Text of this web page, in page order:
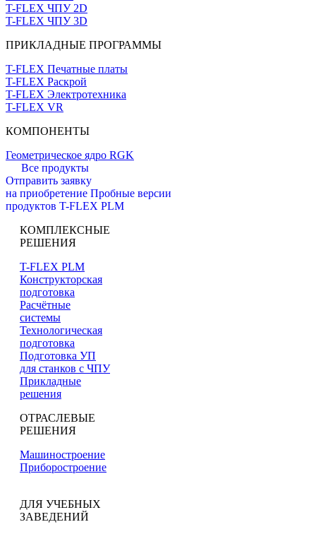
T-FLEX ЧПУ 2D
T-FLEX ЧПУ 3D
ПРИКЛАДНЫЕ ПРОГРАММЫ
T-FLEX Печатные платы
T-FLEX Раскрой
T-FLEX Электротехника
T-FLEX VR
КОМПОНЕНТЫ
Геометрическое ядро RGK
Все продукты
Отправить заявку
на приобретение Пробные версии
продуктов T-FLEX PLM
КОМПЛЕКСНЫЕ
РЕШЕНИЯ
T-FLEX PLM
Конструкторская
подготовка
Расчётные
системы
Технологическая
подготовка
Подготовка УП
для станков с ЧПУ
Прикладные
решения
ОТРАСЛЕВЫЕ
РЕШЕНИЯ
Машиностроение
Приборостроение
ДЛЯ УЧЕБНЫХ
ЗАВЕДЕНИЙ